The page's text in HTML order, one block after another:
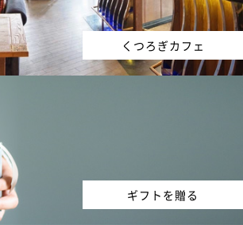
くつろぎカフェ
ギフトを贈る